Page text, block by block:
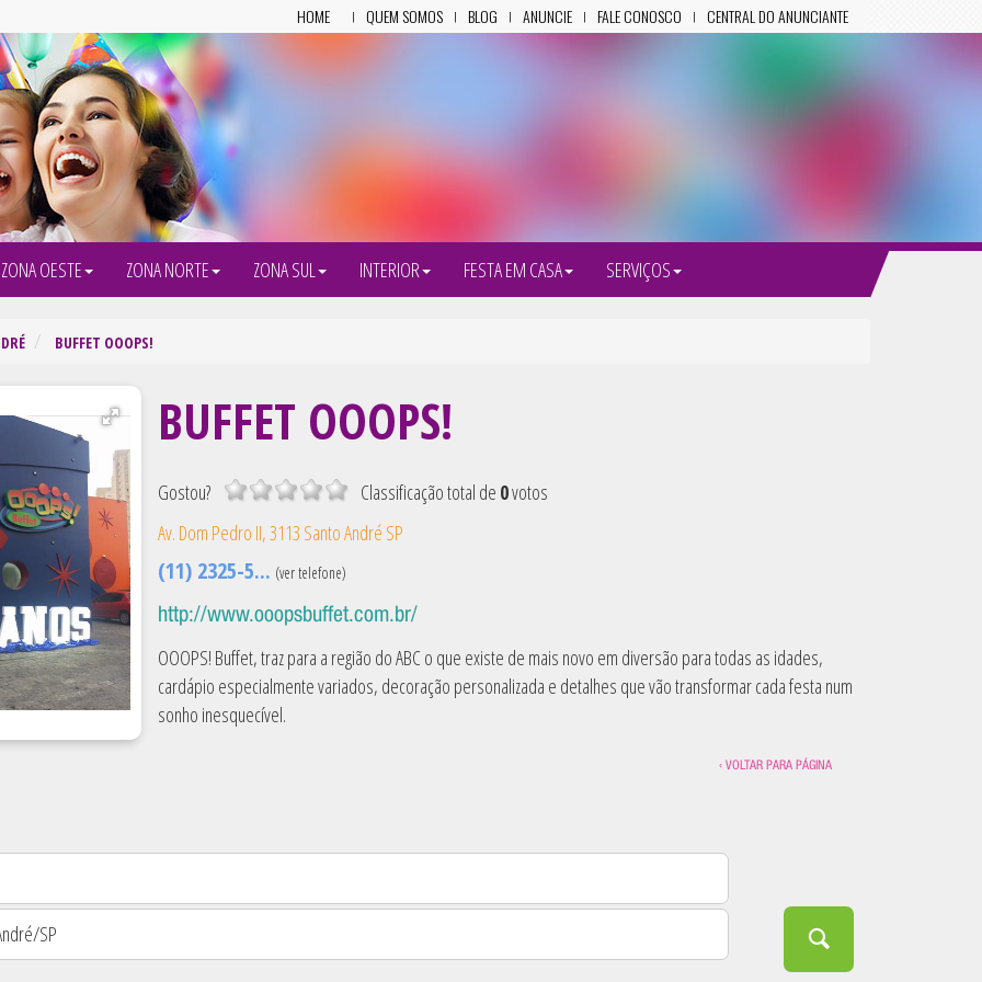
HOME QUEM SOMOS BLOG ANUNCIE FALE CONOSCO CENTRAL DO ANUNCIANTE
ZONA OESTE ZONA NORTE ZONA SUL INTERIOR FESTA EM CASA SERVIÇOS
BUFFET OOOPS!
BUFFET OOOPS!
Gostou? Classificaçãototal de 0votos
Av. Dom Pedro II, 3113 Santo André SP
(11) 2325-5... (ver telefone)
http://www.ooopsbuffet.com.br/
OOOPS! Buffet, traz para a região do ABC o que existe de mais novo em diversão para todas as idades,
cardápio especialmente variados, decoração personalizada e detalhes que vão transformar cada festa num
sonho inesquecível.
‹ VOLTAR PARA PÁGINA